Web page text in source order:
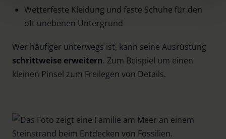
time and deselect cookies at any time (in the Privacy
Policy and in the footer of our website).
Further information on the procedures used and your
rights can be found in our
Privacy Policy
Wetterfeste Kleidung und feste Schuhe für den
oft unebenen Untergrund
Wer häufiger unterwegs ist, kann seine Ausrüstung
schrittweise erweitern. Zum Beispiel um einen
kleinen Pinsel zum Freilegen von Details.